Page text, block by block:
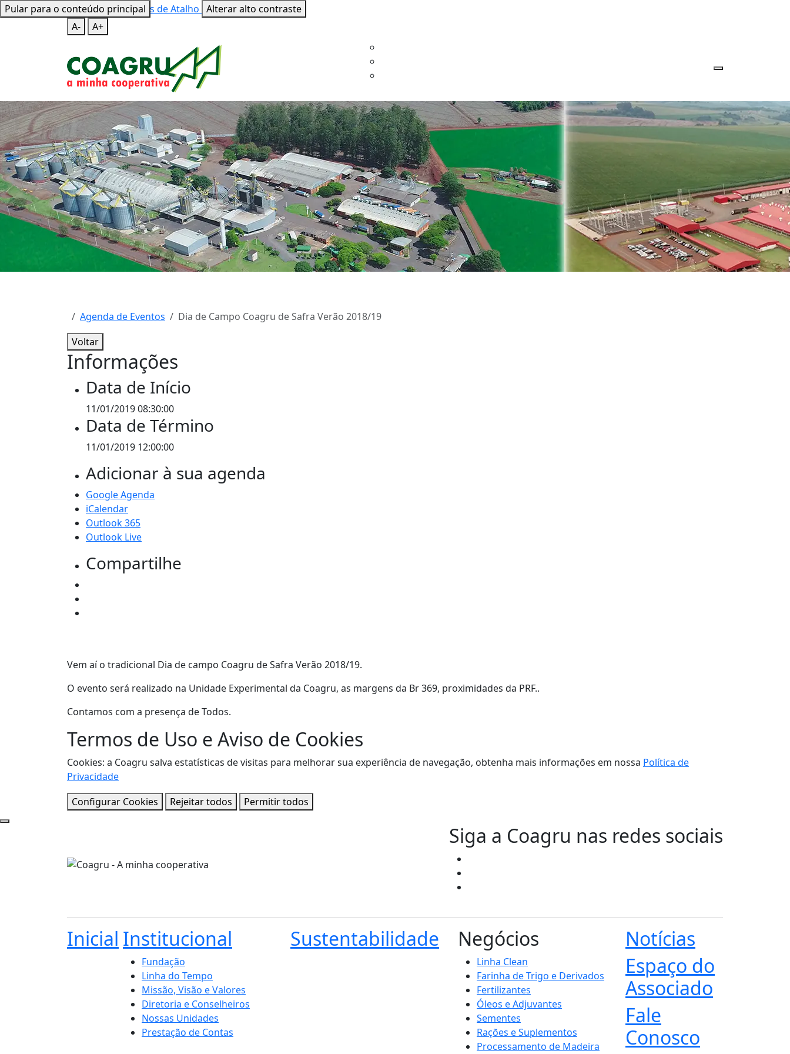
Pular para o conteúdo principal
Mapa do Site Teclas de Atalho Alterar alto contraste
A-
A+
Agenda de Eventos
Dia de Campo Coagru de Safra Verão 2018/19
Voltar
Informações
Data de Início
11/01/2019 08:30:00
Data de Término
11/01/2019 12:00:00
Adicionar à sua agenda
Google Agenda
iCalendar
Outlook 365
Outlook Live
Compartilhe
Vem aí o tradicional Dia de campo Coagru de Safra Verão 2018/19.
O evento será realizado na Unidade Experimental da Coagru, as margens da Br 369, proximidades da PRF..
Contamos com a presença de Todos.
Termos de Uso e Aviso de Cookies
Cookies: a Coagru salva estatísticas de visitas para melhorar sua experiência de navegação, obtenha mais informações em nossa Política de
Privacidade
Configurar Cookies
Rejeitar todos Permitir todos
Siga a Coagru nas redes sociais
Inicial Institucional
Fundação
Linha do Tempo
Missão, Visão e Valores
Diretoria e Conselheiros
Nossas Unidades
Prestação de Contas
Sustentabilidade Negócios
Linha Clean
Farinha de Trigo e Derivados
Fertilizantes
Óleos e Adjuvantes
Sementes
Rações e Suplementos
Processamento de Madeira
Notícias
Espaço do
Associado
Fale
Conosco